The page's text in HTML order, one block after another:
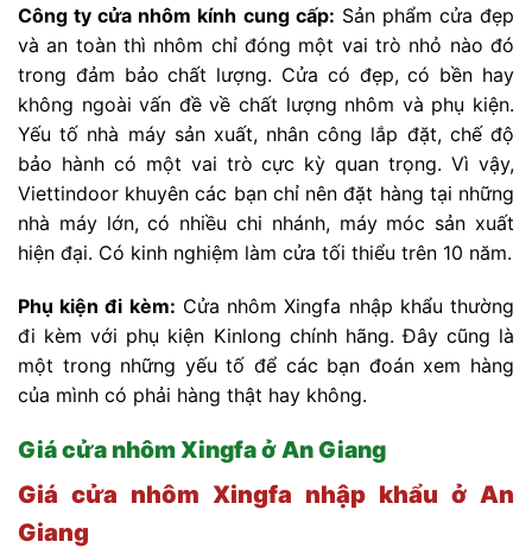
Công ty cửa nhôm kính cung cấp: Sản phẩm cửa đẹp
và an toàn thì nhôm chỉ đóng một vai trò nhỏ nào đó
trong đảm bảo chất lượng. Cửa có đẹp, có bền hay
không ngoài vấn đề về chất lượng nhôm và phụ kiện.
Yếu tố nhà máy sản xuất, nhân công lắp đặt, chế độ
bảo hành có một vai trò cực kỳ quan trọng. Vì vậy,
Viettindoor khuyên các bạn chỉ nên đặt hàng tại những
nhà máy lớn, có nhiều chi nhánh, máy móc sản xuất
hiện đại. Có kinh nghiệm làm cửa tối thiểu trên 10 năm.
Phụ kiện đi kèm: Cửa nhôm Xingfa nhập khẩu thường
đi kèm với phụ kiện Kinlong chính hãng. Đây cũng là
một trong những yếu tố để các bạn đoán xem hàng
của mình có phải hàng thật hay không.
Giá cửa nhôm Xingfa ở An Giang
Giá cửa nhôm Xingfa nhập khẩu ở An
Giang